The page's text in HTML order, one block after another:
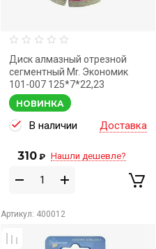
Диск алмазный отрезной
сегментный Mr. Экономик
101-007 125*7*22,23
НОВИНКА
В наличии Доставка
310 ₽ Нашли дешевле?
Артикул: 400012